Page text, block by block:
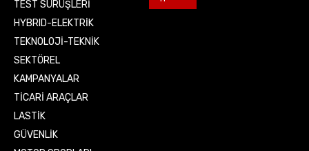
TEST SÜRÜŞLERİ
HYBRID-ELEKTRİK
TEKNOLOJİ-TEKNİK
SEKTÖREL
KAMPANYALAR
TİCARİ ARAÇLAR
LASTİK
GÜVENLİK